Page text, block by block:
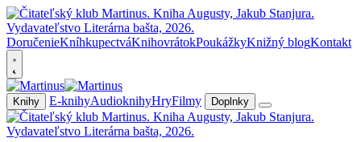
DoručenieKníhkupectváKnihovrátokPoukážkyKnižný blogKontakt
Knihy E-knihyAudioknihyHryFilmy Doplnky